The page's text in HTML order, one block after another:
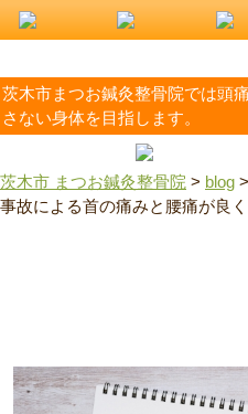
茨木市まつお鍼灸整骨院では頭
さない身体を目指します。
茨木市 まつお鍼灸整骨院 > blog >
事故による首の痛みと腰痛が良